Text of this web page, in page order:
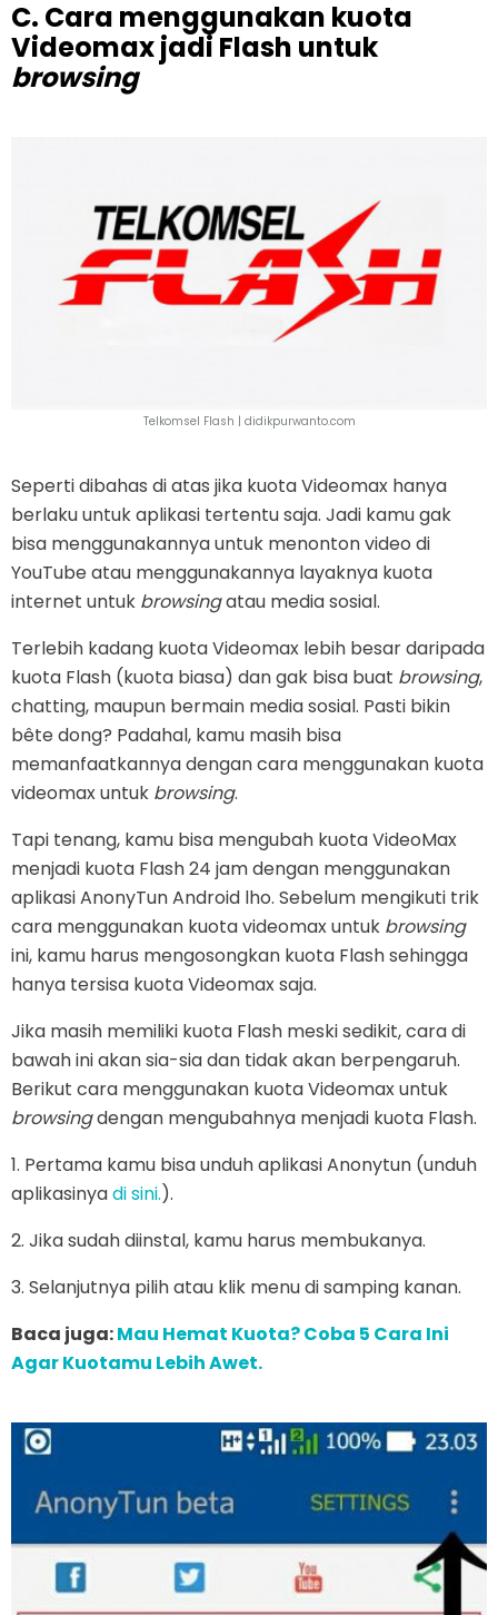
C. Cara menggunakan kuota
Videomax jadi Flash untuk
browsing
Telkomsel Flash | didikpurwanto.com
Seperti dibahas di atas jika kuota Videomax hanya
berlaku untuk aplikasi tertentu saja. Jadi kamu gak
bisa menggunakannya untuk menonton video di
YouTube atau menggunakannya layaknya kuota
internet untuk browsingatau media sosial.
Terlebih kadang kuota Videomax lebih besar daripada
kuota Flash (kuota biasa) dan gak bisa buat browsing,
chatting, maupun bermain media sosial. Pasti bikin
bête dong? Padahal, kamu masih bisa
memanfaatkannya dengan cara menggunakan kuota
videomax untuk browsing.
Tapi tenang, kamu bisa mengubah kuota VideoMax
menjadi kuota Flash 24 jam dengan menggunakan
aplikasi AnonyTun Android lho. Sebelum mengikuti trik
cara menggunakan kuota videomax untuk browsing
ini, kamu harus mengosongkan kuota Flash sehingga
hanya tersisa kuota Videomax saja.
Jika masih memiliki kuota Flash meski sedikit, cara di
bawah ini akan sia-sia dan tidak akan berpengaruh.
Berikut cara menggunakan kuota Videomax untuk
browsingdengan mengubahnya menjadi kuota Flash.
1. Pertama kamu bisa unduh aplikasi Anonytun (unduh
aplikasinyadi sini.).
2. Jika sudah diinstal, kamu harus membukanya.
3. Selanjutnya pilih atau klik menu di samping kanan.
Baca juga:Mau Hemat Kuota? Coba 5 Cara Ini
Agar Kuotamu Lebih Awet.